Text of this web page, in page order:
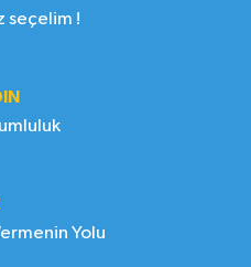
seçelim !
ve sorumluluk
Yolu